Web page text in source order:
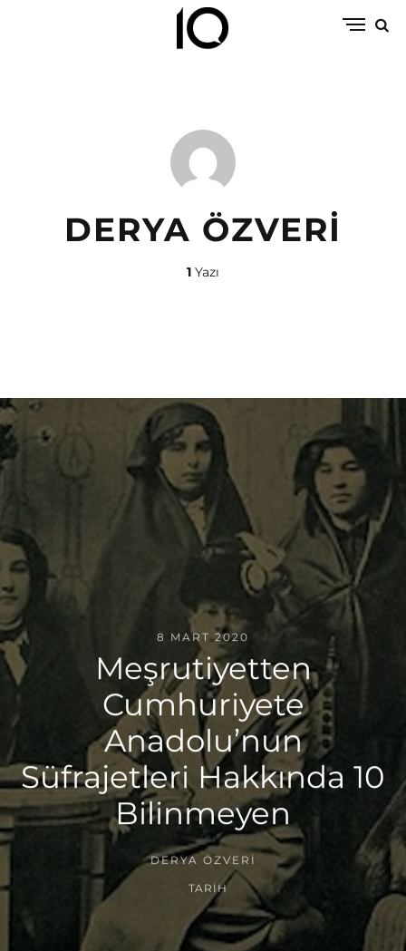
DERYA ÖZVERI
1 Yazı
8 MART 2020
Meşrutiyetten
Cumhuriyete
Anadolu’nun
Süfrajetleri Hakkında 10
Bilinmeyen
DERYA ÖZVERI
TARIH